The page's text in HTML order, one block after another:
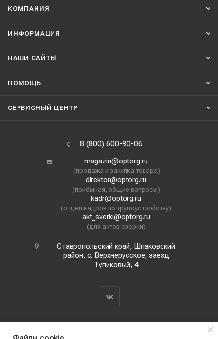
КОМПАНИЯ
ИНФОРМАЦИЯ
НАШИ CАЙТЫ
ПОМОЩЬ
СЕРВИСНЫЙ ЦЕНТР
8 (800) 600-90-06
magazin@optorg.ru
(продажа и закупка товара)
direktor@optorg.ru
(приёмная, общие вопросы)
kadr@optorg.ru
(отдел кадров по трудоустройству)
akt_sverki@optorg.ru
(для актов сверки)
Ставропольский край, Шпаковский
район, с. Верхнерусское, заезд
Тупиковый, 4